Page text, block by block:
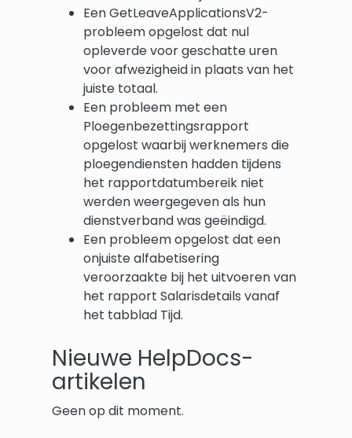
Een GetLeaveApplicationsV2-
probleem opgelost dat nul
opleverde voor geschatte uren
voor afwezigheid in plaats van het
juiste totaal.
Een probleem met een
Ploegenbezettingsrapport
opgelost waarbij werknemers die
ploegendiensten hadden tijdens
het rapportdatumbereik niet
werden weergegeven als hun
dienstverband was geëindigd.
Een probleem opgelost dat een
onjuiste alfabetisering
veroorzaakte bij het uitvoeren van
het rapport Salarisdetails vanaf
het tabblad Tijd.
Nieuwe HelpDocs-
artikelen
Geen op dit moment.